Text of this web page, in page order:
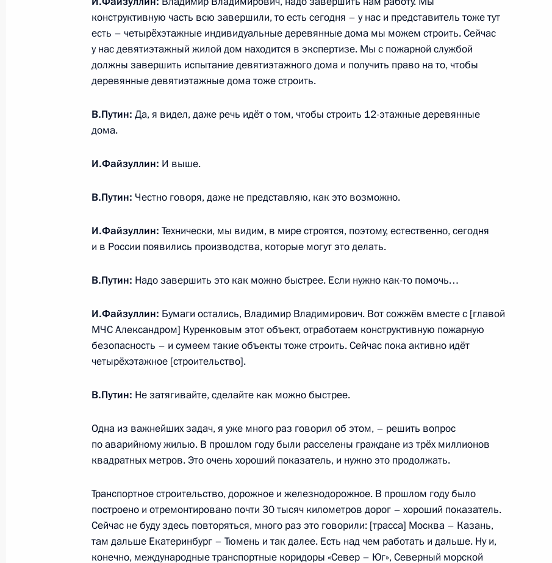
эксперимента по установлению специального регулирования
деятельности по партнёрскому финансированию
4 августа 2023 года, 17:40
для организаций, у которых средняя величина прибыли
за 2021–2022 годы превысила один миллиард рублей
4 августа 2023 года, 17:30
на территории специальных административных районов
в порядке инкорпорации
Установлен единый порядок рассмотрения обращений
заявителей кредитными организациями, некредитными
финансовыми организациями, лицами, оказывающими
4 августа 2023 года, 16:35
Госкорпорации «Ростех» предоставлено право выпускать
облигации, в том числе без обеспечения
Внесены изменения в отдельные законодательные акты
конструктивную часть всю завершили, то есть сегодня – у нас и представитель тоже тут
есть – четырёхэтажные индивидуальные деревянные дома мы можем строить. Сейчас
у нас девятиэтажный жилой дом находится в экспертизе. Мы с пожарной службой
должны завершить испытание девятиэтажного дома и получить право на то, чтобы
деревянные девятиэтажные дома тоже строить.
В.Путин: Да, я видел, даже речь идёт о том, чтобы строить 12-этажные деревянные
дома.
И.Файзуллин: И выше.
В.Путин: Честно говоря, даже не представляю, как это возможно.
И.Файзуллин: Технически, мы видим, в мире строятся, поэтому, естественно, сегодня
и в России появились производства, которые могут это делать.
В.Путин: Надо завершить это как можно быстрее. Если нужно как-то помочь…
И.Файзуллин: Бумаги остались, Владимир Владимирович. Вот сожжём вместе с [главой
МЧС Александром] Куренковым этот объект, отработаем конструктивную пожарную
безопасность – и сумеем такие объекты тоже строить. Сейчас пока активно идёт
четырёхэтажное [строительство].
В.Путин: Не затягивайте, сделайте как можно быстрее.
Одна из важнейших задач, я уже много раз говорил об этом, – решить вопрос
по аварийному жилью. В прошлом году были расселены граждане из трёх миллионов
квадратных метров. Это очень хороший показатель, и нужно это продолжать.
Транспортное строительство, дорожное и железнодорожное. В прошлом году было
построено и отремонтировано почти 30 тысяч километров дорог – хороший показатель.
Сейчас не буду здесь повторяться, много раз это говорили: [трасса] Москва – Казань,
там дальше Екатеринбург – Тюмень и так далее. Есть над чем работать и дальше. Ну и,
конечно, международные транспортные коридоры «Север – Юг», Северный морской